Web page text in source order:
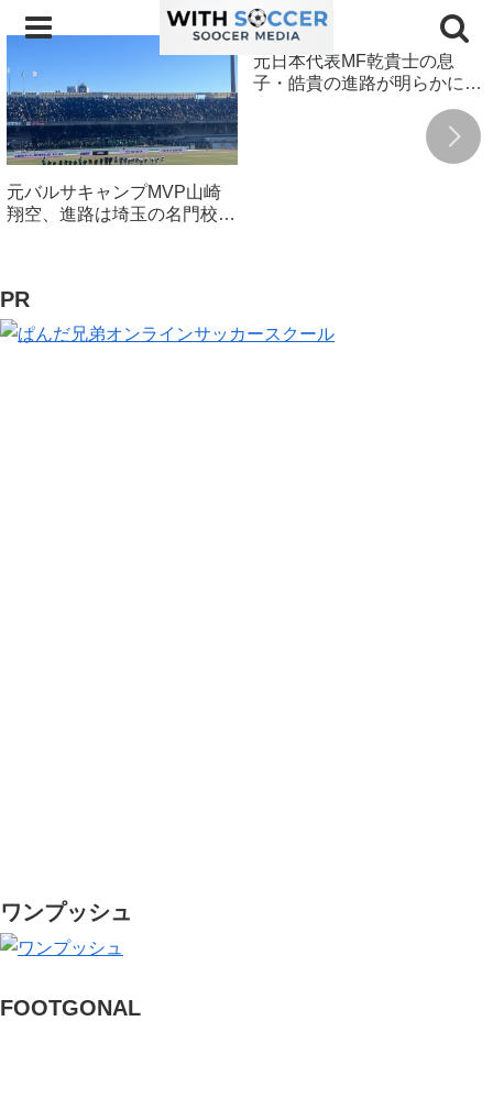
元バルサキャンプMVP山崎
翔空、進路は埼玉の名門校！
元日本代表MF乾貴士の息
子・皓貴の進路が明らかに！
PR
ワンプッシュ
FOOTGONAL